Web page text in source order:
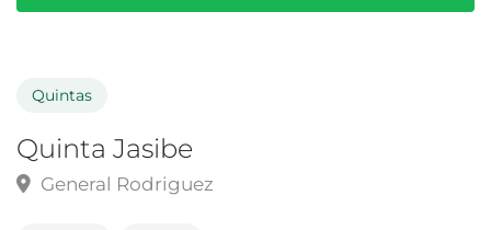
Quintas
Quinta Jasibe
General Rodriguez